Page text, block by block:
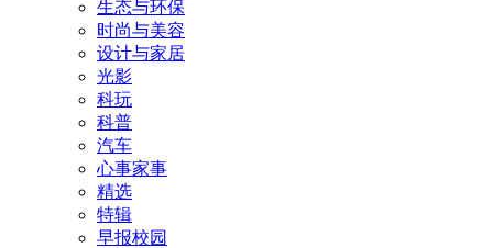
生态与环保
时尚与美容
设计与家居
光影
科玩
科普
汽车
心事家事
精选
特辑
早报校园